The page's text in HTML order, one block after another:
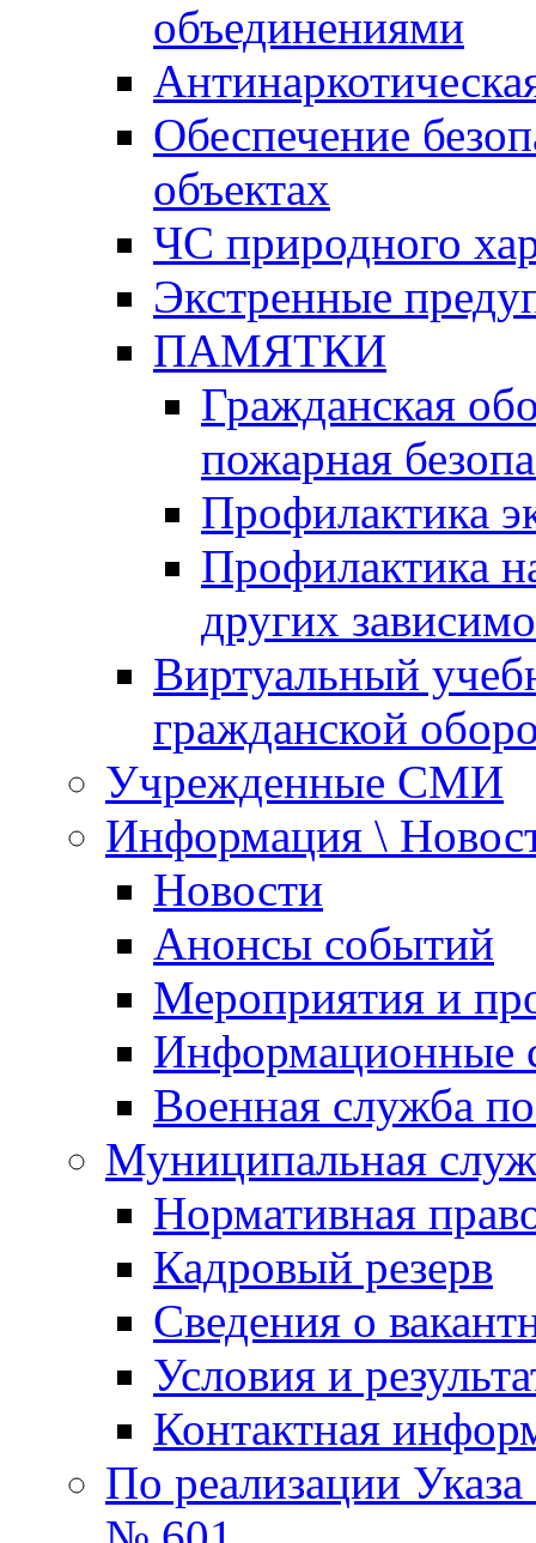
объединениями
Обеспечение
объектах
ЧС природного
Экстренные
ПАМЯТКИ
Гражданская
пожарная
Профилактика
Профилактика
других
Виртуальный
гражданской
Учрежденные СМИ
Информация \
Новости
Анонсы событий
Мероприятия и
Информационные
Военная служба
Муниципальная
Нормативная
Кадровый резерв
Сведения о
Условия и
Контактная
По реализации